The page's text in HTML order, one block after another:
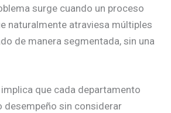
surge cuando un proceso
naturalmente atraviesa múltiples
de manera segmentada, sin una
que cada departamento
desempeño sin considerar